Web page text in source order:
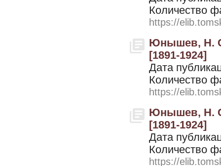
Количество
https://
Юнышев, Н.
[1891-1924]
Дата
Количество
https://
Юнышев, Н.
[1891-1924]
Дата
Количество
https://